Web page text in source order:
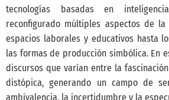
tecnologías basadas en
reconfigurado múltiples aspectos de
espacios laborales y educativos hasta
las formas de producción simbólica. En
discursos que varían entre la
distópica, generando un campo de
ambivalencia, la incertidumbre y la